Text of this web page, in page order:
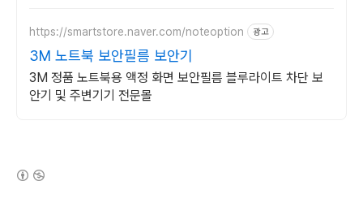
https://smartstore.naver.com/noteoption 광고
3M 노트북 보안필름 보안기
3M 정품 노트북용 액정 화면 보안필름 블루라이트 차단 보
안기 및 주변기기 전문몰